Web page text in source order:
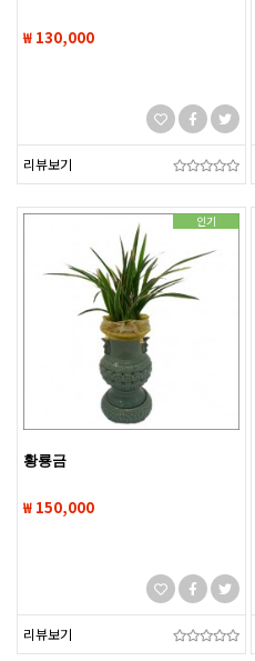
₩ 130,000
리뷰보기
인기
황룡금
₩ 150,000
리뷰보기